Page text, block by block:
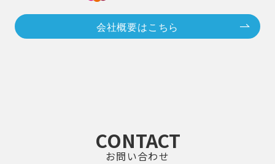
会社概要はこちら
CONTACT
お問い合わせ